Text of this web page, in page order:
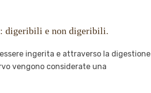
digeribili e non digeribili.
ingerita e attraverso la digestione
vengono considerate una